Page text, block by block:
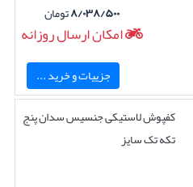
۸/۰۳۸/۵۰۰تومان
امکان ارسال روزانه
جزییات و خرید ...
کفپوش لاستیکی جنسیس سدان پنج
تکه تک سایز